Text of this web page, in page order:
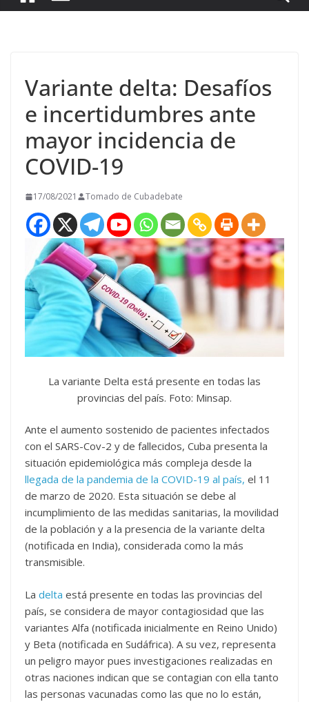
Variante delta: Desafíos
e incertidumbres ante
mayor incidencia de
COVID-19
17/08/2021 Tomado de Cubadebate
La variante Delta está presente en todas las
provincias del país. Foto: Minsap.
Ante el aumento sostenido de pacientes infectados
con el SARS-Cov-2 y de fallecidos, Cuba presenta la
situación epidemiológica más compleja desde la
llegada de la pandemia de la COVID-19 al país, el 11
de marzo de 2020. Esta situación se debe al
incumplimiento de las medidas sanitarias, la movilidad
de la población y a la presencia de la variante delta
(notificada en India), considerada como la más
transmisible.
La delta está presente en todas las provincias del
país, se considera de mayor contagiosidad que las
variantes Alfa (notificada inicialmente en Reino Unido)
y Beta (notificada en Sudáfrica). A su vez, representa
un peligro mayor pues investigaciones realizadas en
otras naciones indican que se contagian con ella tanto
las personas vacunadas como las que no lo están,